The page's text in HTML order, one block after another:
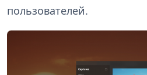
пользователей.